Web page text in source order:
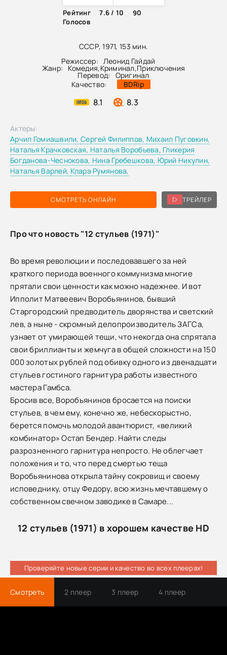
СССР, 1971, 153 мин.
Режиссер: Леонид Гайдай
Жанр: Комедия, Криминал,Приключения
Перевод:
Оригинал
Качество:
BDRip
8.1 8.3
Рейтинг
7.6 / 10
90
Голосов
СМОТРЕТЬ ОНЛАЙН ТРЕЙЛЕР
Актеры:
Арчил Гомиашвили,Сергей Филиппов, Михаил Пуговкин,
Наталья Крачковская, Наталья Воробьева, Гликерия
Богданова-Чеснокова, Нина Гребешкова, Юрий Никулин,
Наталья Варлей, Клара Румянова,
Про что новость "12 стульев (1971)"
Во время революции и последовавшего за ней
краткого периода военного коммунизма многие
прятали свои ценности как можно надежнее. И вот
Ипполит Матвеевич Воробьянинов, бывший
Старгородский предводитель дворянства и светский
лев, а ныне - скромный делопроизводитель ЗАГСа,
узнает от умирающей тещи, что некогда она спрятала
свои бриллианты и жемчуга в общей сложности на 150
000 золотых рублей под обивку одного из двенадцати
стульев гостиного гарнитура работы известного
мастера Гамбса.
Бросив все, Воробьянинов бросается на поиски
стульев, в чем ему, конечно же, небескорыстно,
берется помочь молодой авантюрист, «великий
комбинатор» Остап Бендер. Найти следы
разрозненного гарнитура непросто. Не облегчает
положения и то, что перед смертью теща
Воробьянинова открыла тайну сокровищ и своему
исповеднику, отцу Федору, всю жизнь мечтавшему о
собственном свечном заводике в Самаре...
12 стульев (1971) в хорошем качестве HD
Проверяйте новые серии и качество во всех плеерах!
Смотреть 2 плеер 3 плеер 4 плеер